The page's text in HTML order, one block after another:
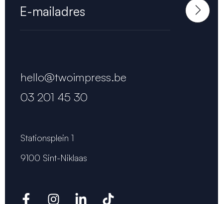
hello@twoimpress.be
03 201 45 30
Stationsplein 1
9100 Sint-Niklaas